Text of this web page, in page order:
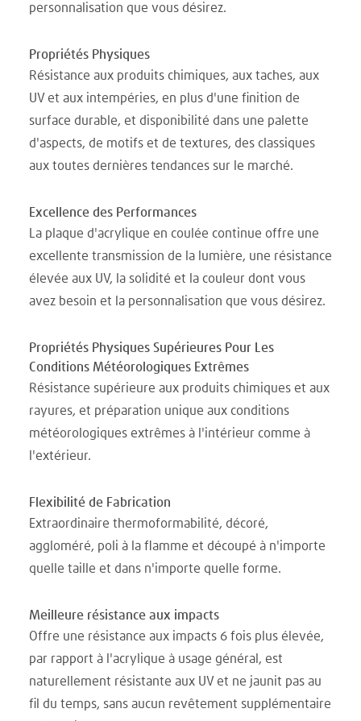
personnalisation que vous désirez.
Propriétés Physiques
Résistance aux produits chimiques, aux taches, aux
UV et aux intempéries, en plus d'une finition de
surface durable, et disponibilité dans une palette
d'aspects, de motifs et de textures, des classiques
aux toutes dernières tendances sur le marché.
Excellence des Performances
La plaque d'acrylique en coulée continue offre une
excellente transmission de la lumière, une résistance
élevée aux UV, la solidité et la couleur dont vous
avez besoin et la personnalisation que vous désirez.
Propriétés Physiques Supérieures Pour Les
Conditions Météorologiques Extrêmes
Résistance supérieure aux produits chimiques et aux
rayures, et préparation unique aux conditions
météorologiques extrêmes à l'intérieur comme à
l'extérieur.
Flexibilité de Fabrication
Extraordinaire thermoformabilité, décoré,
aggloméré, poli à la flamme et découpé à n'importe
quelle taille et dans n'importe quelle forme.
Meilleure résistance aux impacts
Offre une résistance aux impacts 6 fois plus élevée,
par rapport à l'acrylique à usage général, est
naturellement résistante aux UV et ne jaunit pas au
fil du temps, sans aucun revêtement supplémentaire